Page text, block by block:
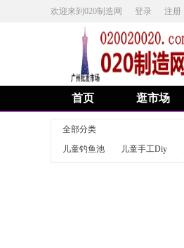
欢迎来到020制造网 登录 注册
首页 逛市场
全部分类
儿童钓鱼池
儿童手工Diy